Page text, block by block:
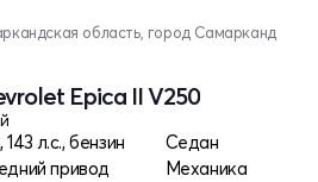
область, город Самарканд
Epica II V250
143 л.с., бензин
Седан
привод
Механика